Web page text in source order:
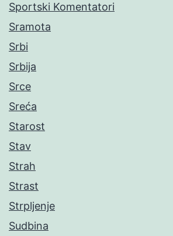
Sportski Komentatori
Sramota
Srbi
Srbija
Srce
Sreća
Starost
Stav
Strah
Strast
Strpljenje
Sudbina